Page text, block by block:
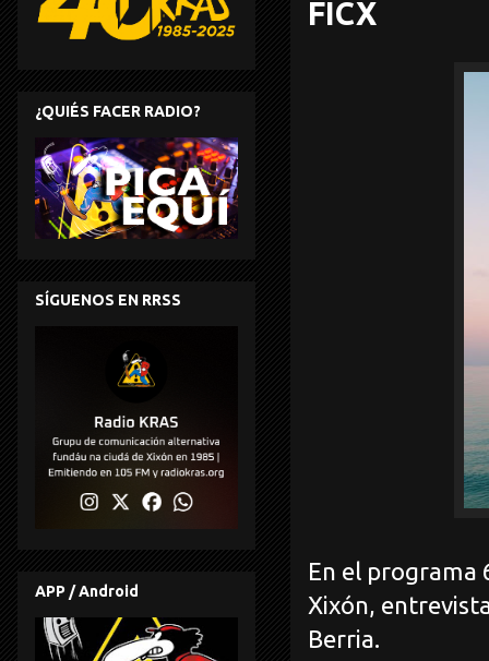
FICX
En el programa
Xixón,
Berria.
¿QUIÉS FACER RADIO?
SÍGUENOS EN RRSS
APP / Android